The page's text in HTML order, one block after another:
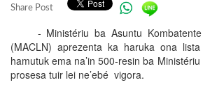
Share Post
- Ministériu ba Asuntu Kombatente
(MACLN) aprezenta ka haruka ona
hamutuk ema na’in 500-resin ba
prosesa tuir lei ne’ebé vigora.